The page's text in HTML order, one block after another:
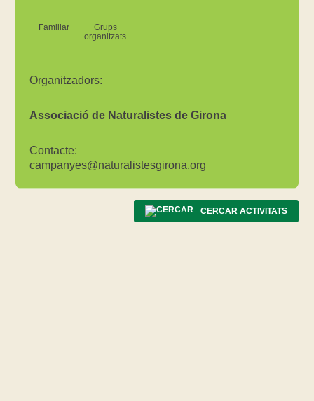
Familiar
Grups
organitzats
Organitzadors:
Associació de Naturalistes de Girona
Contacte:
campanyes@naturalistesgirona.org
CERCAR ACTIVITATS